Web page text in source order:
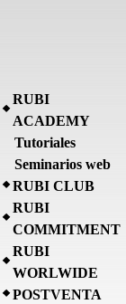
RUBI
ACADEMY
Tutoriales
Seminarios web
RUBI CLUB
RUBI
COMMITMENT
RUBI
WORLWIDE
POSTVENTA